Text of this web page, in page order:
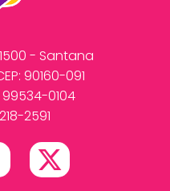
- Santana
90160-091
99534-0104
2591